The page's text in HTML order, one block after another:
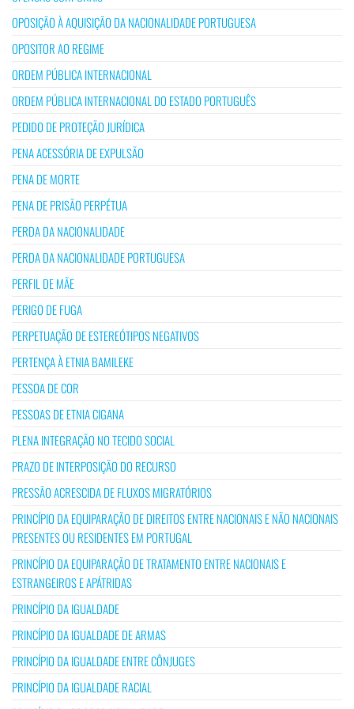
OPOSIÇÃO À AQUISIÇÃO DA NACIONALIDADE PORTUGUESA
OPOSITOR AO REGIME
ORDEM PÚBLICA INTERNACIONAL
ORDEM PÚBLICA INTERNACIONAL DO ESTADO PORTUGUÊS
PEDIDO DE PROTEÇÃO JURÍDICA
PENA ACESSÓRIA DE EXPULSÃO
PENA DE MORTE
PENA DE PRISÃO PERPÉTUA
PERDA DA NACIONALIDADE
PERDA DA NACIONALIDADE PORTUGUESA
PERFIL DE MÃE
PERIGO DE FUGA
PERPETUAÇÃO DE ESTEREÓTIPOS NEGATIVOS
PERTENÇA À ETNIA BAMILEKE
PESSOA DE COR
PESSOAS DE ETNIA CIGANA
PLENA INTEGRAÇÃO NO TECIDO SOCIAL
PRAZO DE INTERPOSIÇÃO DO RECURSO
PRESSÃO ACRESCIDA DE FLUXOS MIGRATÓRIOS
PRINCÍPIO DA EQUIPARAÇÃO DE DIREITOS ENTRE NACIONAIS E NÃO NACIONAIS
PRESENTES OU RESIDENTES EM PORTUGAL
PRINCÍPIO DA EQUIPARAÇÃO DE TRATAMENTO ENTRE NACIONAIS E
ESTRANGEIROS E APÁTRIDAS
PRINCÍPIO DA IGUALDADE
PRINCÍPIO DA IGUALDADE DE ARMAS
PRINCÍPIO DA IGUALDADE ENTRE CÔNJUGES
PRINCÍPIO DA IGUALDADE RACIAL